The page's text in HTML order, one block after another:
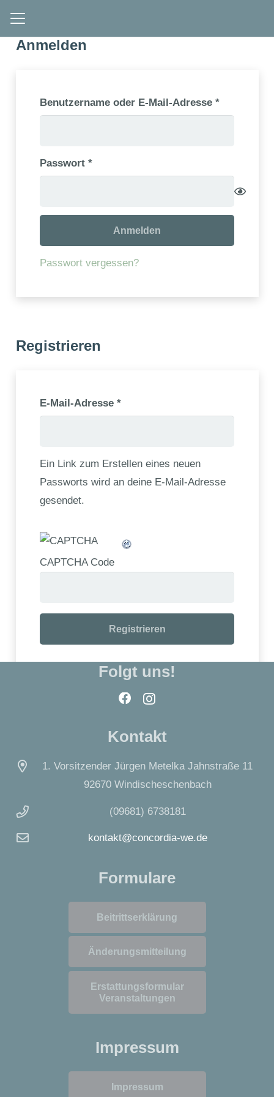
Anmelden
Benutzername oder E-Mail-Adresse*
Passwort*Erforderlich
Anmelden
Passwort vergessen?
Registrieren
E-Mail-Adresse*Erforderlich
Ein Link zum Erstellen eines neuen
Passworts wird an deine E-Mail-Adresse
gesendet.
CAPTCHA Code
Registrieren
Folgt uns!
Kontakt
1. Vorsitzender Jürgen Metelka Jahnstraße 11
92670 Windischeschenbach
(09681) 6738181
kontakt@concordia-we.de
Formulare
Beitrittserklärung
Änderungsmitteilung
Erstattungsformular
Veranstaltungen
Impressum
Impressum